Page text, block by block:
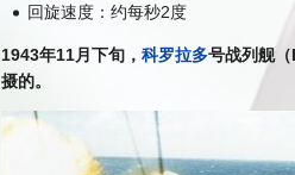
回旋速度：约每秒2度
1943年11月下旬， 科罗拉多号战列舰
摄的。